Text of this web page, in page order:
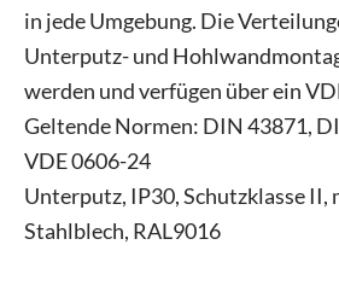
in jede Umgebung. Die
Unterputz- und
werden und verfügen über ein
Geltende Normen: DIN 43871,
VDE 0606-24
Unterputz, IP30, Schutzklasse II,
Stahlblech, RAL9016